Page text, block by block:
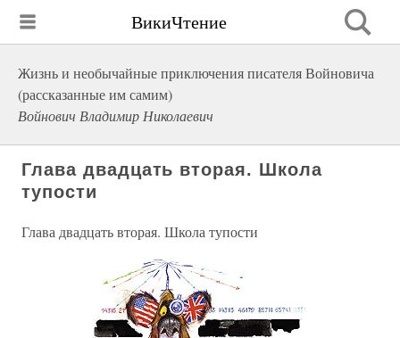
ВикиЧтение
Жизнь и необычайные приключения писателя Войновича
(рассказанные им самим)
Войнович Владимир Николаевич
Глава двадцать вторая. Школа
тупости
Глава двадцать вторая. Школа тупости